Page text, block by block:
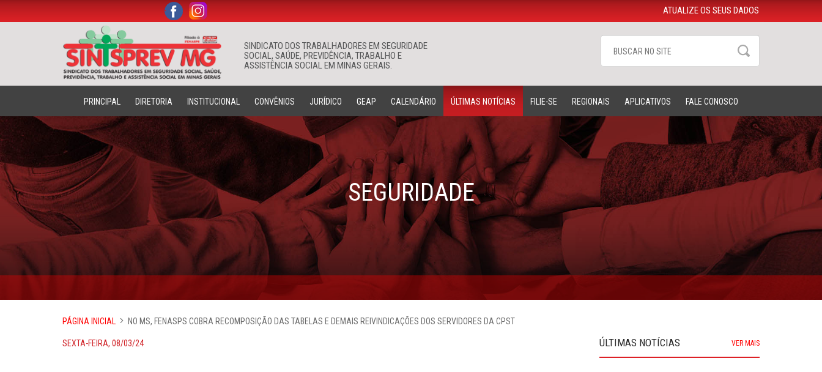
SINDICATO DOS TRABALHADORES EM SEGURIDADE
SOCIAL, SAÚDE, PREVIDÊNCIA, TRABALHO E
ASSISTÊNCIA SOCIAL EM MINAS GERAIS.
Buscar
. . ATUALIZE OS SEUS DADOS
PRINCIPAL DIRETORIA INSTITUCIONAL CONVÊNIOS JURÍDICO GEAP CALENDÁRIO ÚLTIMAS NOTÍCIAS FILIE-SE REGIONAIS APLICATIVOS FALE CONOSCO
SEGURIDADE
PÁGINA INICIAL NO MS, FENASPS COBRA RECOMPOSIÇÃO DAS TABELAS E DEMAIS REIVINDICAÇÕES DOS SERVIDORES DA CPST
SEXTA-FEIRA, 08/03/24 ÚLTIMAS NOTÍCIAS VER MAIS